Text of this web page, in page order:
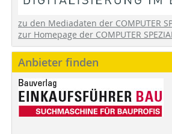
zu den Mediadaten der COMPUTER
zur Homepage der COMPUTER
Anbieter finden